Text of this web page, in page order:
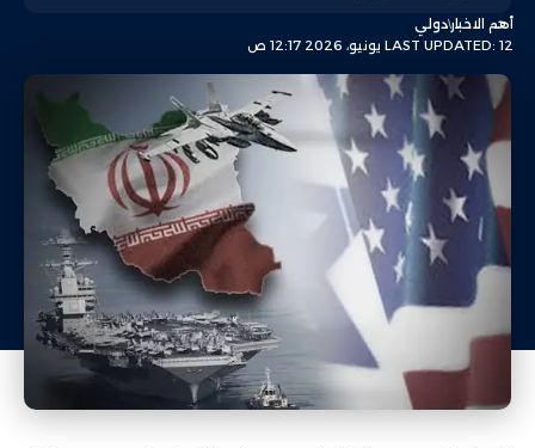
LAST UPDATED: 12 يونيو، 2026 12:17 ص
أهم الاخباردولي